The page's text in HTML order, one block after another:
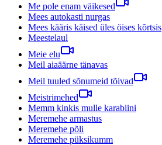
Me pole enam väikesed
Mees autokasti nurgas
Mees kääris käised üles öises kõrtsis
Meestelaul
Meie elu
Meil aiaäärne tänavas
Meil tuuled sõnumeid tõivad
Meistrimehed
Memm kinkis mulle karabiini
Meremehe armastus
Meremehe põli
Meremehe püksikumm